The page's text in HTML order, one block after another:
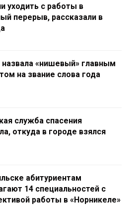
уходить с работы в
перерыв, рассказали в
«нишевый» главным
на звание слова года
служба спасения
откуда в городе взялся
абитуриентам
14 специальностей с
работы в «Норникеле»